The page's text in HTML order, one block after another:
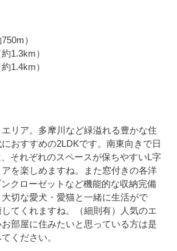
）
1.3km）
1.4km）
リア。多摩川など緑溢れる豊かな住
おすすめの2LDKです。南東向きで日
それぞれのスペースが保ちやすいL字
を楽しめますね。また窓付きの各洋
クローゼットなど機能的な収納完備
切な愛犬・愛猫と一緒に生活がで
てくれますね。（細則有）人気のエ
部屋に住みたいと思っている方は是
ください。